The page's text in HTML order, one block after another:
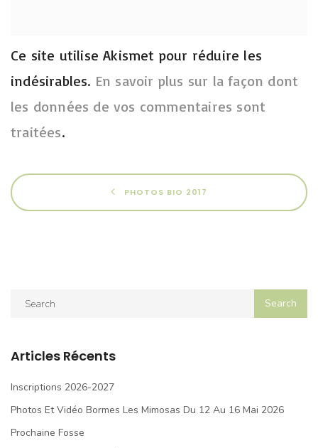
Ce site utilise Akismet pour réduire les
indésirables. En savoir plus sur la façon dont
les données de vos commentaires sont
traitées.
PHOTOS BIO 2017
Articles Récents
Inscriptions 2026-2027
Photos Et Vidéo Bormes Les Mimosas Du 12 Au 16 Mai 2026
Prochaine Fosse